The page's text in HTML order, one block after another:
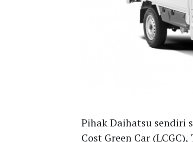
Pihak Daihatsu sendiri
Cost Green Car